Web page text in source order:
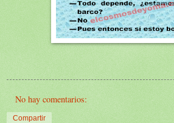
No hay comentarios:
Compartir